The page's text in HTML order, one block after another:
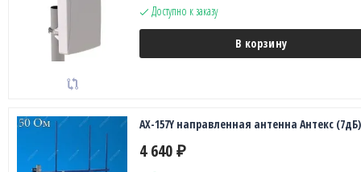
Доступно к заказу
В корзину
AX-157Y направленная антенна Антекс (7дБ)
4 640 ₽